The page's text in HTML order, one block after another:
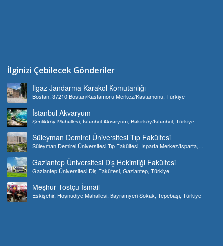
İlginizi Çebilecek Gönderiler
Ilgaz Jandarma Karakol Komutanlığı
Bostan, 37210 Bostan/Kastamonu Merkez/Kastamonu, Türkiye
İstanbul Akvaryum
Şenlikköy Mahallesi, İstanbul Akvaryum, Bakırköy/İstanbul, Türkiye
Süleyman Demirel Üniversitesi Tıp Fakültesi
Süleyman Demirel Üniversitesi Tıp Fakültesi, Isparta Merkez/Isparta,
Gaziantep Üniversitesi Diş Hekimliği Fakültesi
Gaziantep Üniversitesi Diş Fakültesi, Gaziantep, Türkiye
Meşhur Tostçu İsmail
Eskişehir, Hoşnudiye Mahallesi, Bayramyeri Sokak, Tepebaşı, Türkiye